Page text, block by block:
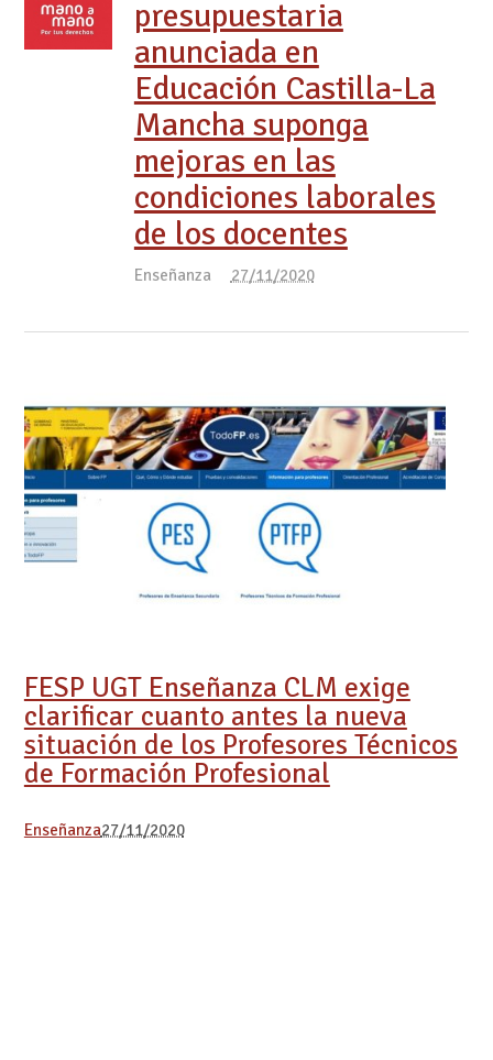
presupuestaria
anunciada en
Educación Castilla-La
Mancha suponga
mejoras en las
condiciones laborales
de los docentes
Enseñanza 27/11/2020
FESP UGT Enseñanza CLM exige
clarificar cuanto antes la nueva
situación de los Profesores Técnicos
de Formación Profesional
Enseñanza27/11/2020